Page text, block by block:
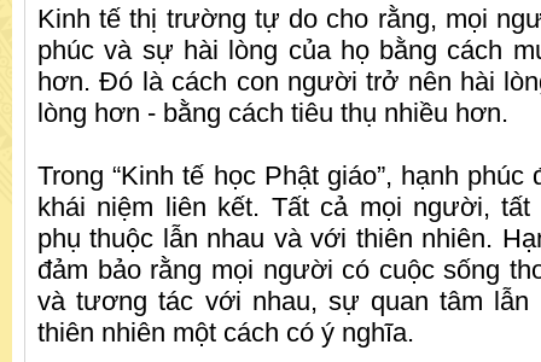
Kinh tế thị trường tự do cho rằng, mọi
phúc và sự hài lòng của họ bằng cách
hơn. Đó là cách con người trở nên hài
lòng hơn - bằng cách tiêu thụ nhiều hơn.
Trong “Kinh tế học Phật giáo”, hạnh
khái niệm liên kết. Tất cả mọi người, tất
phụ thuộc lẫn nhau và với thiên nhiên.
đảm bảo rằng mọi người có cuộc sống
và tương tác với nhau, sự quan tâm lẫn
thiên nhiên một cách có ý nghĩa.